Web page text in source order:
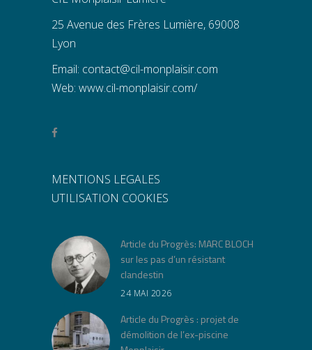
25 Avenue des Frères Lumière, 69008
Lyon
Email: contact@cil-monplaisir.com
Web: www.cil-monplaisir.com/
MENTIONS LEGALES
UTILISATION COOKIES
Article du Progrès: MARC BLOCH
sur les pas d’un résistant
clandestin
24 MAI 2026
Article du Progrès : projet de
démolition de l’ex-piscine